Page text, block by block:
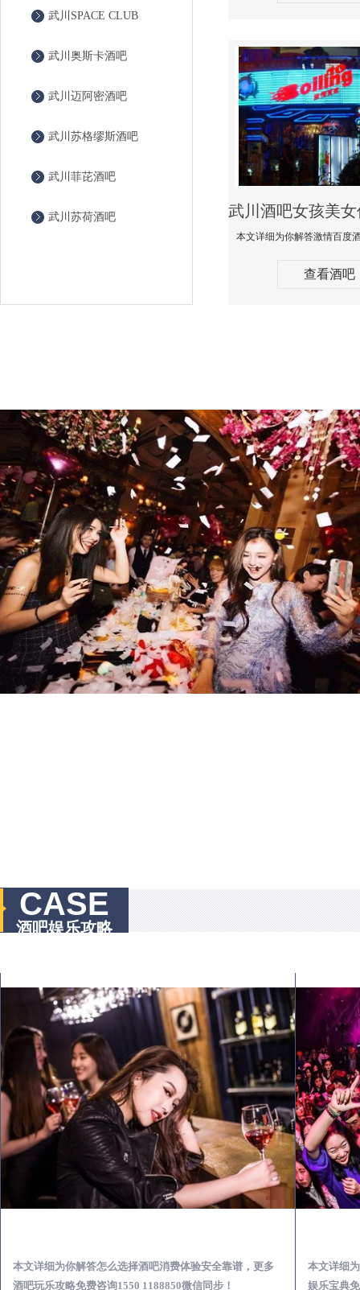
武川SPACE CLUB
武川奥斯卡酒吧
武川迈阿密酒吧
武川苏格缪斯酒吧
武川菲芘酒吧
武川苏荷酒吧
查看酒吧
CASE
酒吧娱乐攻略
本文详细为你解答怎么选择酒吧消费体验安全靠谱，更多
酒吧玩乐攻略免费咨询1550 1188850微信同步！
本文详细
娱乐宝典